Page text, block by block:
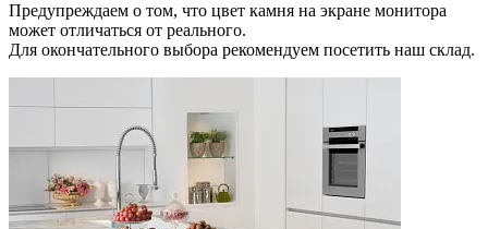
Предупреждаем о том, что цвет камня на экране монитора
может отличаться от реального.
Для окончательного выбора рекомендуем посетить наш склад.